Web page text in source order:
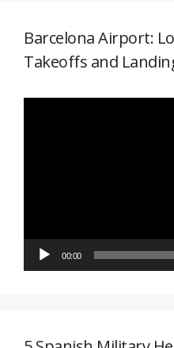
Barcelona Airport:
Takeoffs and
00:00